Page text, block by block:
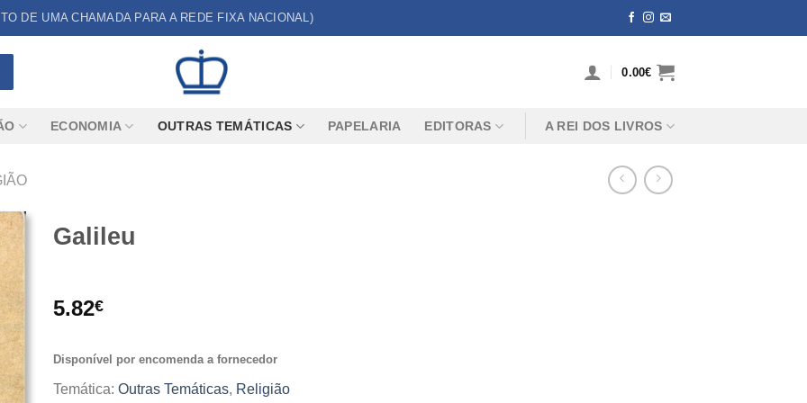
DE UMA CHAMADA PARA A REDE FIXA NACIONAL)
0.00€
ECONOMIA OUTRAS TEMÁTICAS PAPELARIA EDITORAS A REI DOS LIVROS
Galileu
5.82€
Disponível por encomenda a fornecedor
Temática: Outras Temáticas, Religião